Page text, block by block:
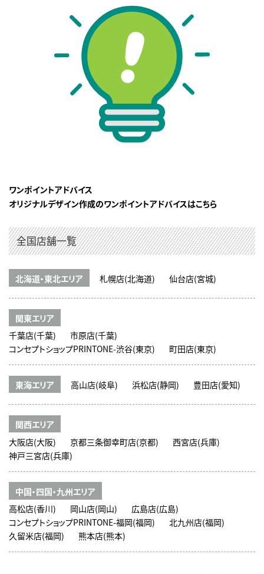
ワンポイントアドバイス
オリジナルデザイン作成のワンポイントアドバイスはこちら
全国店舗一覧
北海道・東北エリア 札幌店(北海道) 仙台店(宮城)
関東エリア
千葉店(千葉)
市原店(千葉)
コンセプトショップPRINTONE-渋谷(東京)
町田店(東京)
東海エリア 高山店(岐阜) 浜松店(静岡) 豊田店(愛知)
関西エリア
大阪店(大阪)
京都三条御幸町店(京都)
西宮店(兵庫)
神戸三宮店(兵庫)
中国・四国・九州エリア
高松店(香川)
岡山店(岡山)
広島店(広島)
コンセプトショップPRINTONE-福岡(福岡)
北九州店(福岡)
久留米店(福岡)
熊本店(熊本)